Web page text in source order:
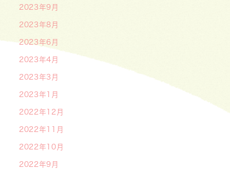
2023年9月
2023年8月
2023年6月
2023年4月
2023年3月
2023年1月
2022年12月
2022年11月
2022年10月
2022年9月